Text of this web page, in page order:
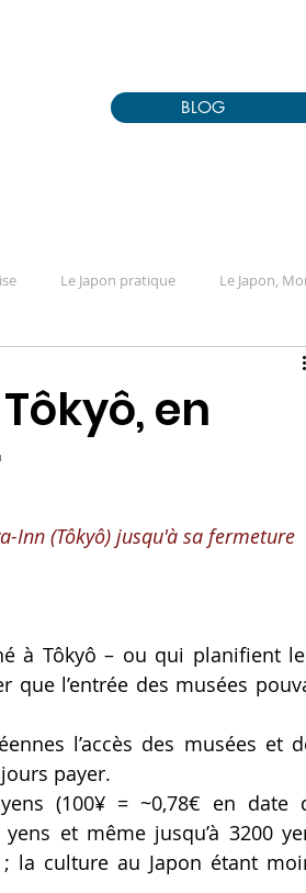
BLOG
Le Japon pratique Le Japon,
en
Inn (Tôkyô) jusqu'à sa fermeture
à Tôkyô – ou qui planifient
que l’entrée des musées
l’accès des musées et
payer.
(100¥ = ~0,78€ en date
et même jusqu’à 3200
la culture au Japon étant